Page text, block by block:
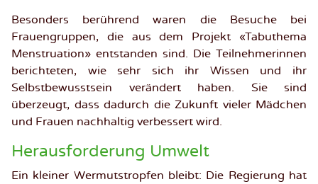
Besonders berührend waren die Besuche bei
Frauengruppen, die aus dem Projekt «Tabuthema
Menstruation» entstanden sind. Die Teilnehmerinnen
berichteten, wie sehr sich ihr Wissen und ihr
Selbstbewusstsein verändert haben. Sie sind
überzeugt, dass dadurch die Zukunft vieler Mädchen
und Frauen nachhaltig verbessert wird.
Herausforderung Umwelt
Ein kleiner Wermutstropfen bleibt: Die Regierung hat